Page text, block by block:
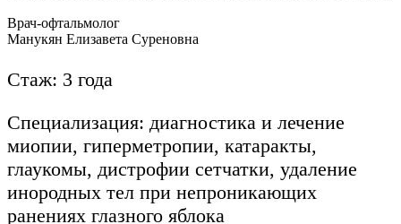
Врач-офтальмолог
Манукян Елизавета Суреновна
Стаж: 3 года
Специализация: диагностика и лечение
миопии, гиперметропии, катаракты,
глаукомы, дистрофии сетчатки, удаление
инородных тел при непроникающих
ранениях глазного яблока